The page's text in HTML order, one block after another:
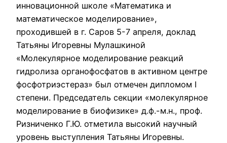
инновационной школе «Математика и
математическое моделирование»,
проходившей в г. Саров 5-7 апреля, доклад
Татьяны Игоревны Мулашкиной
«Молекулярное моделирование реакций
гидролиза органофосфатов в активном центре
фосфотриэстераз» был отмечен дипломом I
степени. Председатель секции «молекулярное
моделирование в биофизике» д.ф.-м.н., проф.
Ризниченко Г.Ю. отметила высокий научный
уровень выступления Татьяны Игоревны.